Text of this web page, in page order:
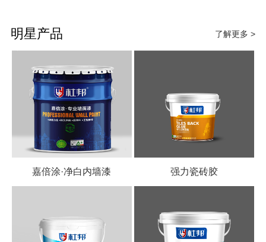
明星产品 了解更多 >
嘉倍涂·净白内墙漆 强力瓷砖胶